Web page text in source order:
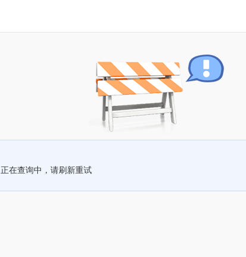
正在查询中，请刷新重试